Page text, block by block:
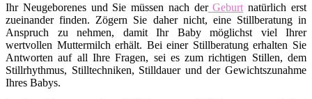
Ihr Neugeborenes und Sie müssen nach derGeburt natürlich erst
zueinander finden. Zögern Sie daher nicht, eine Stillberatung in
Anspruch zu nehmen, damit Ihr Baby möglichst viel Ihrer
wertvollen Muttermilch erhält. Bei einer Stillberatung erhalten Sie
Antworten auf all Ihre Fragen, sei es zum richtigen Stillen, dem
Stillrhythmus, Stilltechniken, Stilldauer und der Gewichtszunahme
Ihres Babys.